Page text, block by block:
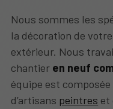
Nous sommes les
la décoration de
extérieur. Nous
chantier en neuf
équipe est composée
d’artisans peintres et